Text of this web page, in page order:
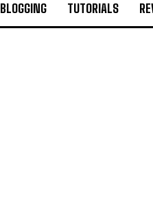
BLOGGING TUTORIALS